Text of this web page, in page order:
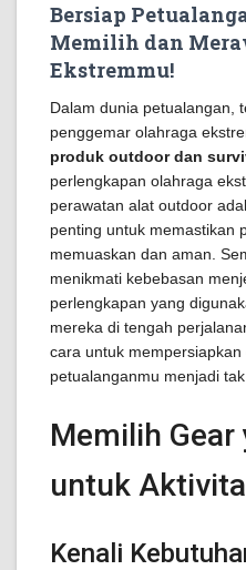
Bersiap
Memilih dan
Ekstremmu!
Dalam dunia petualangan,
penggemar olahraga
produk outdoor dan
perlengkapan olahraga
perawatan alat outdoor
penting untuk memastikan
memuaskan dan aman.
menikmati kebebasan
perlengkapan yang
mereka di tengah
cara untuk
petualanganmu menjadi
Memilih Gear
untuk
Kenali